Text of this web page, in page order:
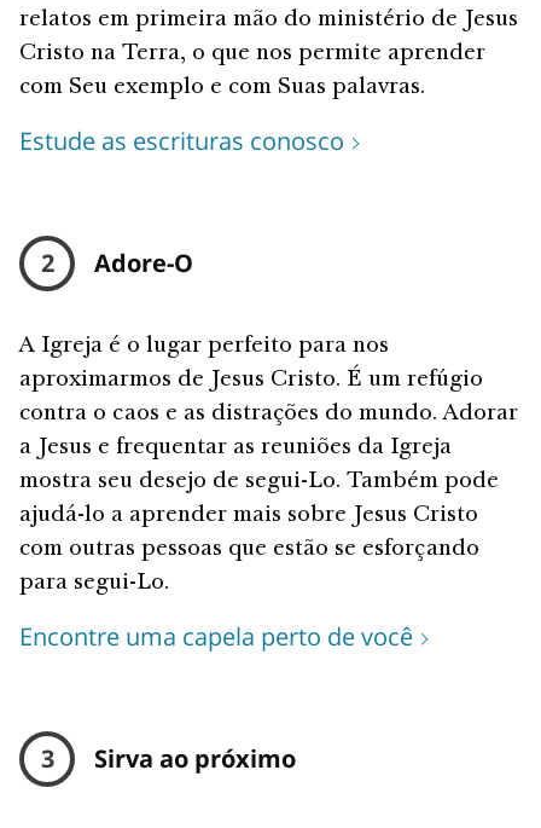
relatos em primeira mão do ministério de Jesus
Cristo na Terra, o que nos permite aprender
com Seu exemplo e com Suas palavras.
Estude as escrituras conosco
2 Adore-O
A Igreja é o lugar perfeito para nos
aproximarmos de Jesus Cristo. É um refúgio
contra o caos e as distrações do mundo. Adorar
a Jesus e frequentar as reuniões da Igreja
mostra seu desejo de segui-Lo. Também pode
ajudá-lo a aprender mais sobre Jesus Cristo
com outras pessoas que estão se esforçando
para segui-Lo.
Encontre uma capela perto de você
3 Sirva ao próximo